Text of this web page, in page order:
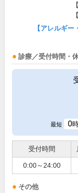
【アレルギ
診療／受付時間・
最短 0
受付時間
0:00～24:00
その他